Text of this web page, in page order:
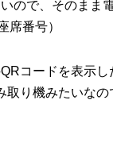
ので、そのまま
席番号）
コードを表示し
り機みたいなの